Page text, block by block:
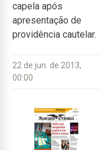
capela após
apresentação de
providência cautelar.
22 de jun. de 2013,
00:00